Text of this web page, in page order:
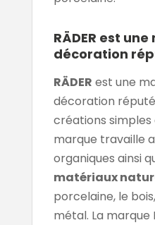
RÄDER est
décoration
RÄDER est une
décoration
créations simples
marque travaille
organiques ainsi
matériaux
porcelaine, le
métal. La marque